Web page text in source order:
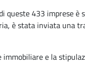
queste 433 imprese è
è stata inviata una
e la